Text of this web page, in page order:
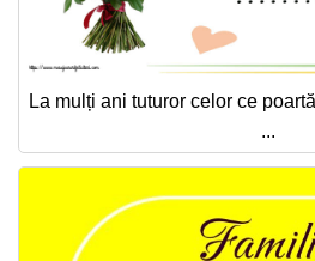
La mulți ani tuturor celor ce
...